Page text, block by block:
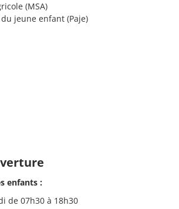
(MSA)
jeune enfant (Paje)
enfants :
de 07h30 à 18h30